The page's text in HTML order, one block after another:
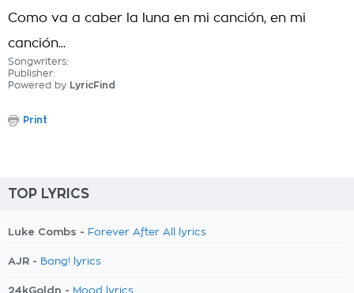
Como va a caber la luna en mi canción, en mi
canción...
Songwriters:
Publisher:
Powered by LyricFind
Print
TOP LYRICS
Luke Combs - Forever After All lyrics
AJR - Bang! lyrics
24kGoldn -